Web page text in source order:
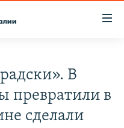
В
превратили в
сделали